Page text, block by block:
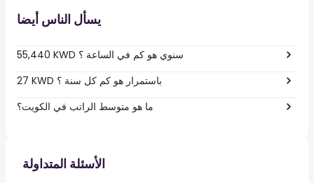
يسأل الناس أيضا
55,440 KWD سنوي هو كم في الساعة ؟
27 KWD باستمرار هو كم كل سنة ؟
ما هو متوسط الراتب في الكويت؟
الأسئلة المتداولة